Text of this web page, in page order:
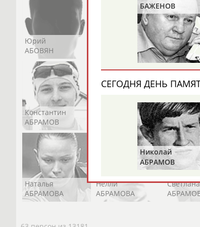
Юрий
АБОВЯН
Виктор
Константин
АБРАМОВ
Николай
Наталья
АБРАМОВА
Нелли
АБРАМОВА
Светлана
БАЖЕНОВ
СЕГОДНЯ ДЕНЬ
Николай
АБРАМОВ